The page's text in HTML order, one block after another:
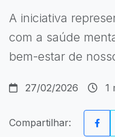
A iniciativa
com a saúde
bem-estar de
27/02/2026 1
Compartilhar: